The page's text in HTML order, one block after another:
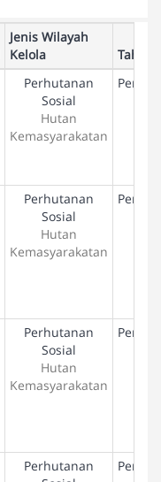
Jenis Wilayah
Kelola
Perhutanan
Sosial
Hutan
Kemasyarakatan
Perhutanan
Sosial
Hutan
Kemasyarakatan
Perhutanan
Sosial
Hutan
Kemasyarakatan
Perhutanan